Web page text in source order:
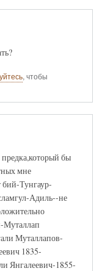
, чтобы
бы
мне
бий-Тунгаур-
Адиль--не
Муталлап
Муталлапов-
1835-
Янгалеевич-1855-